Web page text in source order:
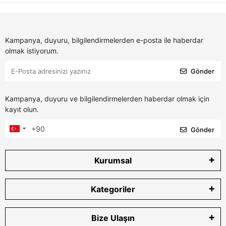
Kampanya, duyuru, bilgilendirmelerden e-posta ile haberdar
olmak istiyorum.
Gönder
Kampanya, duyuru ve bilgilendirmelerden haberdar olmak için
kayıt olun.
Gönder
Kurumsal
Kategoriler
Bize Ulaşın